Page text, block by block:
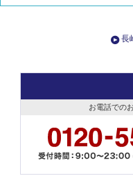
長
お電話での